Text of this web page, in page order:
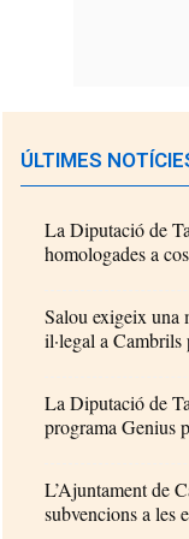
ÚLTIMES
La Diputació de
homologades a
Salou exigeix una
il·legal a Cambrils
La Diputació de
programa Genius
L’Ajuntament de
subvencions a les